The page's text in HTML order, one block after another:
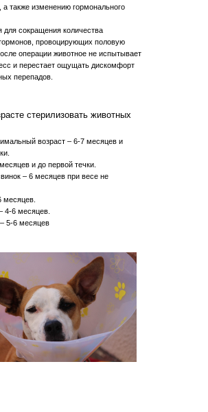
а также изменению гормонального
для сокращения количества
провоцирующих половую
операции животное не испытывает
и перестает ощущать дискомфорт
перепадов.
стерилизовать животных
возраст – 6-7 месяцев и
и до первой течки.
– 6 месяцев при весе не
месяцев.
4-6 месяцев.
5-6 месяцев